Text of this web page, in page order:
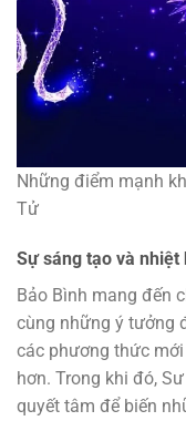
Những điểm mạnh
Tử
Sự sáng tạo và nhiệt
Bảo Bình mang đến
cùng những ý tưởng
các phương thức
hơn. Trong khi đó,
quyết tâm để biến